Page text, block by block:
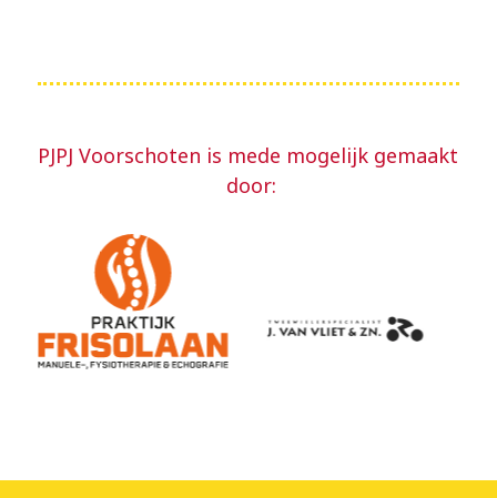
PJPJ Voorschoten is mede mogelijk gemaakt
door: